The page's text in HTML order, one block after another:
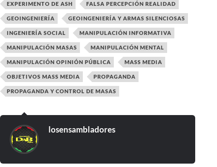
EXPERIMENTO DE ASH FALSA PERCEPCIÓN REALIDAD
GEOINGENIERÍA GEOINGENIERÍA Y ARMAS SILENCIOSAS
INGENIERÍA SOCIAL MANIPULACIÓN INFORMATIVA
MANIPULACIÓN MASAS MANIPULACIÓN MENTAL
MANIPULACIÓN OPINIÓN PÚBLICA MASS MEDIA
OBJETIVOS MASS MEDIA PROPAGANDA
PROPAGANDA Y CONTROL DE MASAS
losensambladores